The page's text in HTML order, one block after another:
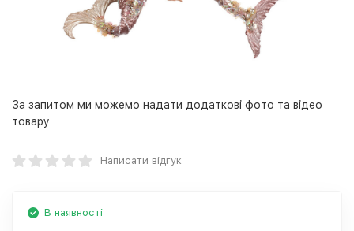
За запитом ми можемо надати додаткові фото та відео
товару
Написати відгук
В наявності